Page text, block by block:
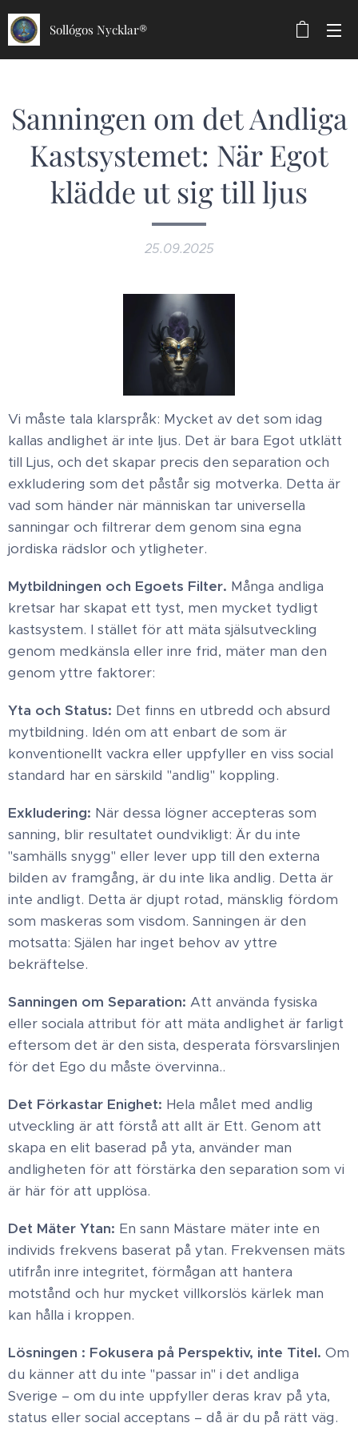
Sollógos Nycklar®
Sanningen om det Andliga
Kastsystemet: När Egot
klädde ut sig till ljus
25.09.2025
​Vi måste tala klarspråk: Mycket av det som idag
kallas andlighet är inte ljus. Det är bara Egot utklätt
till Ljus, och det skapar precis den separation och
exkludering som det påstår sig motverka. ​Detta är
vad som händer när människan tar universella
sanningar och filtrerar dem genom sina egna
jordiska rädslor och ytligheter. ​
Mytbildningen och Egoets Filter ​. Många andliga
kretsar har skapat ett tyst, men mycket tydligt
kastsystem. I stället för att mäta själsutveckling
genom medkänsla eller inre frid, mäter man den
genom yttre faktorer: ​
Yta och Status: Det finns en utbredd och absurd
mytbildning. Idén om att enbart de som är
konventionellt vackra eller uppfyller en viss social
standard har en särskild "andlig" koppling. ​
Exkludering: När dessa lögner accepteras som
sanning, blir resultatet oundvikligt: Är du inte
"samhälls snygg" eller lever upp till den externa
bilden av framgång, är du inte lika andlig. ​ Detta är
inte andligt. Detta är djupt rotad, mänsklig fördom
som maskeras som visdom. Sanningen är den
motsatta: Själen har inget behov av yttre
bekräftelse. ​
Sanningen om Separation: ​Att använda fysiska
eller sociala attribut för att mäta andlighet är farligt
eftersom det är den sista, desperata försvarslinjen
för det Ego du måste övervinna..
Det Förkastar Enighet: Hela målet med andlig
utveckling är att förstå att allt är Ett. Genom att
skapa en elit baserad på yta, använder man
andligheten för att förstärka den separation som vi
är här för att upplösa. ​
Det Mäter Ytan: En sann Mästare mäter inte en
individs frekvens baserat på ytan. Frekvensen mäts
utifrån inre integritet, förmågan att hantera
motstånd och hur mycket villkorslös kärlek man
kan hålla i kroppen. ​
Lösningen : Fokusera på Perspektiv, inte Titel. Om
du känner att du inte "passar in" i det andliga
Sverige – om du inte uppfyller deras krav på yta,
status eller social acceptans – då är du på rätt väg.